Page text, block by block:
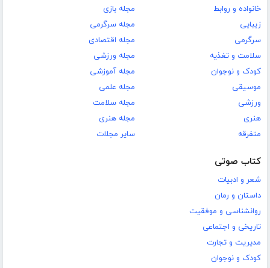
خانواده و روابط
زیبایی
سرگرمی
سلامت و تغذیه
کودک و نوجوان
موسیقی
ورزشی
هنری
متفرقه
مجله بازی
مجله سرگرمی
مجله اقتصادی
مجله ورزشی
مجله آموزشی
مجله علمی
مجله سلامت
مجله هنری
سایر مجلات
کتاب صوتی
شعر و ادبیات
داستان و رمان
روانشناسی و موفقیت
تاریخی و اجتماعی
مدیریت و تجارت
کودک و نوجوان